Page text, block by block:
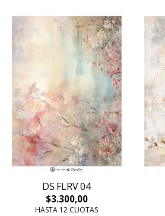
DS FLRV 04
$3.300,00
HASTA 12 CUOTAS